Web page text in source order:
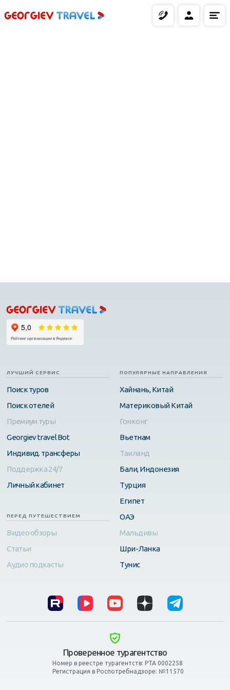
Номер в реестре турагентств: РТА 0002258
Регистрация в Роспотребнадзоре: №11570
Поддержка 24/7
Личный кабинет
Индивид. трансферы
Georgiev travel Bot
Премиум туры
Аудио подкасты
Статьи
Видео обзоры
Проверенное турагентство
Поиск отелей
Поиск туров
Тунис
Шри-Ланка
Мальдивы
ОАЭ
Египет
Турция
Бали, Индонезия
Таиланд
Вьетнам
Гонконг
Материковый Китай
ЛУЧШИЙ СЕРВИС
ПЕРЕД ПУТЕШЕСТВИЕМ
ПОПУЛЯРНЫЕ НАПРАВЛЕНИЯ
Хайнань, Китай